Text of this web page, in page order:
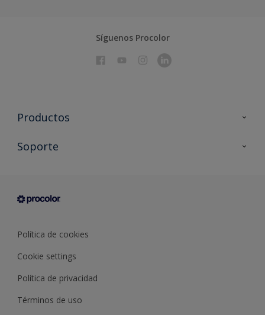
Síguenos Procolor
Productos
Todos los productos
Condiciones generales de venta
Soporte
Sobre Procolor
Política de cookies
Cookie settings
Política de privacidad
Términos de uso